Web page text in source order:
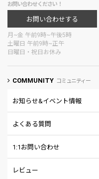
お問い合わせください！
お問い合わせする
月~金 午前9時~午後5時
土曜日 午前9時~正午
日曜日・祝日お休み
COMMUNITY コミュニティー
お知らせ&イベント情報
よくある質問
1:1お問い合わせ
レビュー